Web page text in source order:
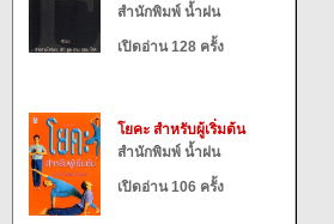
สำนักพิมพ์ น้ำฝน
เปิดอ่าน 128 ครั้ง
โยคะ สำหรับผู้เริ่มต้น
สำนักพิมพ์ น้ำฝน
เปิดอ่าน 106 ครั้ง